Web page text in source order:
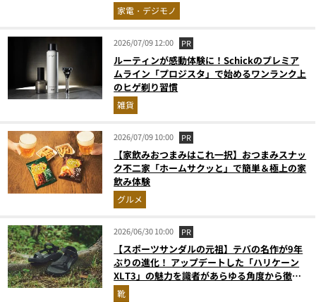
家電・デジモノ
2026/07/09 12:00 PR
ルーティンが感動体験に！Schickのプレミア
ムライン「プロジスタ」で始めるワンランク上
のヒゲ剃り習慣
雑貨
2026/07/09 10:00 PR
【家飲みおつまみはこれ一択】おつまみスナッ
ク不二家「ホームサクッと」で簡単＆極上の家
飲み体験
グルメ
2026/06/30 10:00 PR
【スポーツサンダルの元祖】テバの名作が9年
ぶりの進化！ アップデートした「ハリケーン
XLT3」の魅力を識者があらゆる角度から徹底
解説！
靴